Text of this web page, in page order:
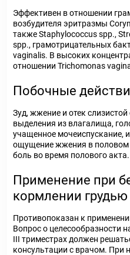
Эффективен в отношении
возбудителя эритразмы
также Staphylococcus spp.,
spp., грамотрицательных
vaginalis. В высоких
отношении Trichomonas
Побочные
Зуд, жжение и отек
выделения из влагалища,
учащенное мочеиспускание,
ощущение жжения в половом
боль во время полового акта.
Применение при
кормлении грудью
Противопоказан к
Вопрос о целесообразности
III триместрах должен
консультации с врачом. При